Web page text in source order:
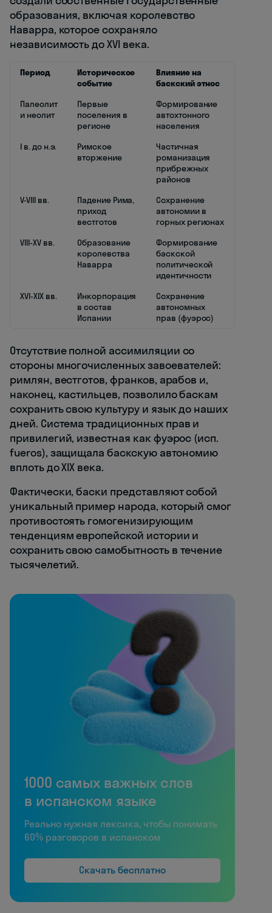
образования, включая королевство
Наварра, которое сохраняло
независимость до XVI века.
Период
Историческое
событие
Влияние на
баскский этнос
Палеолит
и неолит
Первые
поселения в
регионе
Формирование
автохтонного
населения
I в. до н.э.
Римское
вторжение
Частичная
романизация
прибрежных
районов
V-VIII вв.
Падение Рима,
приход
вестготов
Сохранение
автономии в
горных регионах
VIII-XV вв.
Образование
королевства
Наварра
Формирование
баскской
политической
идентичности
XVI-XIX вв.
Инкорпорация
в состав
Испании
Сохранение
автономных
прав (фуэрос)
Отсутствие полной ассимиляции со
стороны многочисленных завоевателей:
римлян, вестготов, франков, арабов и,
наконец, кастильцев, позволило баскам
сохранить свою культуру и язык до наших
дней. Система традиционных прав и
привилегий, известная как фуэрос (исп.
fueros), защищала баскскую автономию
вплоть до XIX века.
Фактически, баски представляют собой
уникальный пример народа, который смог
противостоять гомогенизирующим
тенденциям европейской истории и
сохранить свою самобытность в течение
тысячелетий.
1000 самых важных слов
в испанском языке
Реально нужная лексика, чтобы понимать
60% разговоров в испанском
Скачать бесплатно